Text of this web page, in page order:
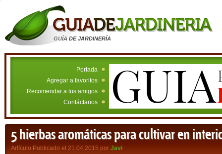
GUÍA DE JARDINERÍA
Portada
Agregar a favoritos
Recomendar a tus amigos
Contáctanos
5 hierbas aromáticas para cultivar en
Artículo Publicado el 21.04.2015 por Javi